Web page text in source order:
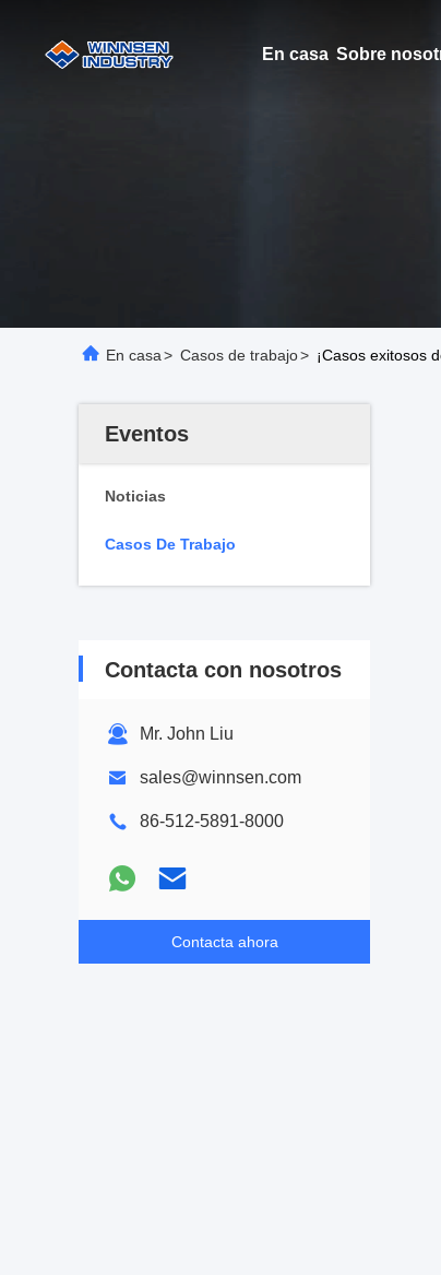
En casa Sobre
En casa> Casos de trabajo> ¡Casos exitosos
Eventos
Noticias
Casos De Trabajo
Contacta con nosotros
Mr. John Liu
sales@winnsen.com
86-512-5891-8000
Contacta ahora